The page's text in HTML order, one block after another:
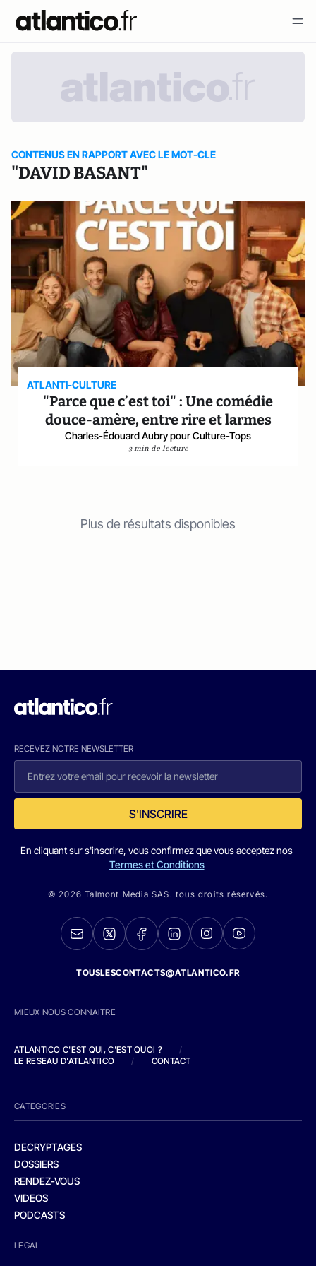
CONTENUS EN RAPPORT AVEC LE MOT-CLE
"DAVID BASANT"
ATLANTI-CULTURE
"Parce que c’est toi" : Une comédie
douce-amère, entre rire et larmes
Charles-Édouard Aubry pour Culture-Tops
3 min de lecture
Plus de résultats disponibles
RECEVEZ NOTRE NEWSLETTER
S'INSCRIRE
En cliquant sur s'inscrire, vous confirmez que vous acceptez nos
Termes et Conditions
© 2026 Talmont Media SAS. tous droits réservés.
TOUSLESCONTACTS@ATLANTICO.FR
MIEUX NOUS CONNAITRE
ATLANTICO C'EST QUI, C'EST QUOI ?
/
LE RESEAU D'ATLANTICO
/ CONTACT
CATEGORIES
DECRYPTAGES
DOSSIERS
RENDEZ-VOUS
VIDEOS
PODCASTS
LEGAL